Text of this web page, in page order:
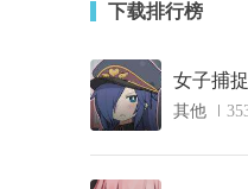
下载排行榜
女子捕
其他